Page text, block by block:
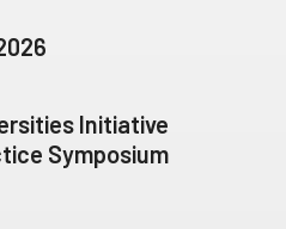
Initiative
Symposium